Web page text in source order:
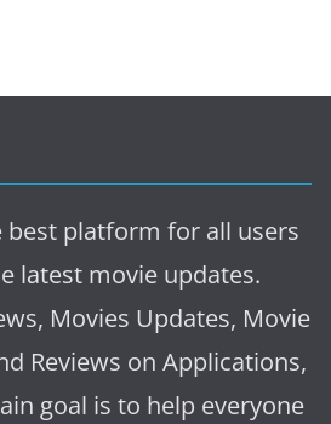
best platform for all users
latest movie updates.
Movies Updates, Movie
Reviews on Applications,
goal is to help everyone